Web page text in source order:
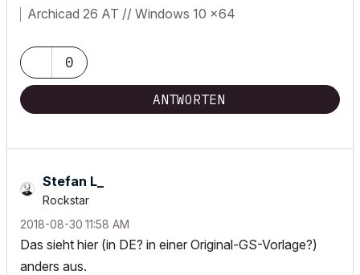
Archicad 26 AT // Windows 10 x64
0
ANTWORTEN
Stefan L_
Rockstar
‎2018-08-30 11:58 AM
Das sieht hier (in DE? in einer Original-GS-Vorlage?)
anders aus.